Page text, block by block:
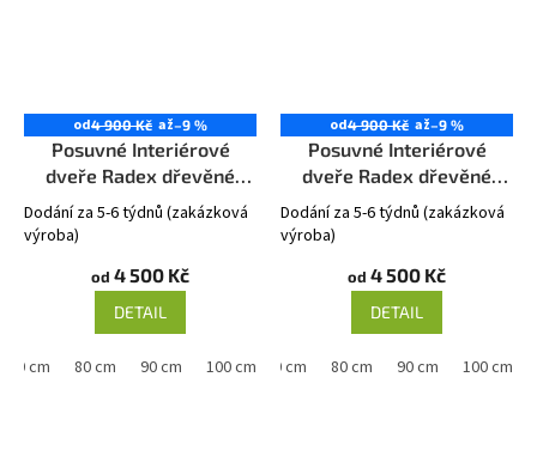
od4 900 Kč až–9 %
Posuvné Interiérové
dveře Radex dřevěné
TRYPLET 4S
Dodání za 5-6 týdnů (zakázková
výroba)
od 4 500 Kč
DETAIL
70 cm 80 cm 90 cm 100 cm
od4 900 Kč až–9 %
Posuvné Interiérové
dveře Radex dřevěné
TRYPLET 6S
Dodání za 5-6 týdnů (zakázková
výroba)
od 4 500 Kč
DETAIL
60 cm 70 cm 80 cm 90 cm 100 cm